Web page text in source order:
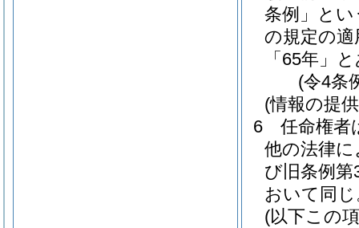
条例」とい
の規定の
「65年」
(令4条
(情報の提
6
任命権者
他の法律
び旧条例
おいて同じ
(以下この